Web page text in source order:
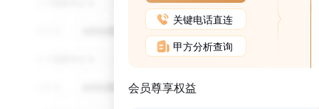
关键电话直连
甲方分析查询
会员尊享权益